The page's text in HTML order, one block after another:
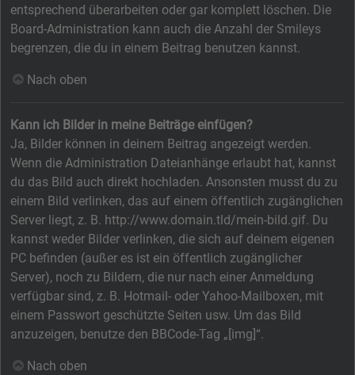
entsprechend überarbeiten oder gar komplett löschen. Die
Board-Administration kann auch die Anzahl der Smileys
begrenzen, die du in einem Beitrag benutzen kannst.
Nach oben
Kann ich Bilder in meine Beiträge einfügen?
Ja, Bilder können in deinem Beitrag angezeigt werden.
Wenn die Administration Dateianhänge erlaubt hat, kannst
du das Bild auch direkt hochladen. Ansonsten musst du zu
einem Bild verlinken, das auf einem öffentlich zugänglichen
Server liegt, z. B. http://www.domain.tld/mein-bild.gif. Du
kannst weder Bilder verlinken, die sich auf deinem eigenen
PC befinden (außer es ist ein öffentlich zugänglicher
Server), noch zu Bildern, die nur nach einer Anmeldung
verfügbar sind, z. B. Hotmail- oder Yahoo-Mailboxen, mit
einem Passwort geschützte Seiten usw. Um das Bild
anzuzeigen, benutze den BBCode-Tag „[img]“.
Nach oben